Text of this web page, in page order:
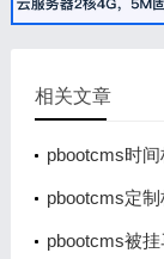
相关文章
pbootcms时
pbootcms定
是客服类js代
pbootcms被